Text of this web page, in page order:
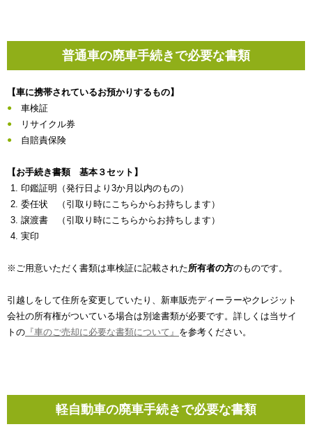
普通車の廃車手続きで必要な書類
【車に携帯されているお預かりするもの】
車検証
リサイクル券
自賠責保険
【お手続き書類 基本３セット】
印鑑証明（発行日より3か月以内のもの）
委任状 （引取り時にこちらからお持ちします）
譲渡書 （引取り時にこちらからお持ちします）
実印
※ご用意いただく書類は車検証に記載された所有者の方のものです。
引越しをして住所を変更していたり、新車販売ディーラーやクレジット
会社の所有権がついている場合は別途書類が必要です。詳しくは当サイ
トの 『車のご売却に必要な書類について』 を参考ください。
軽自動車の廃車手続きで必要な書類